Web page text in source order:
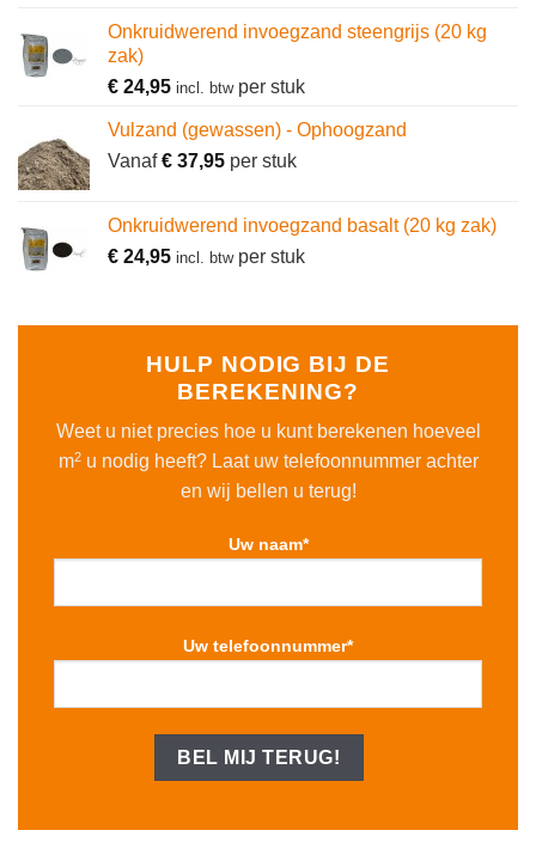
Onkruidwerend invoegzand steengrijs (20 kg
zak)
€ 24,95 incl. btwper stuk
Vulzand (gewassen) - Ophoogzand
Vanaf€ 37,95 per stuk
Onkruidwerend invoegzand basalt (20 kg zak)
€ 24,95 incl. btwper stuk
HULP NODIG BIJ DE
BEREKENING?
Weet u niet precies hoe u kunt berekenen hoeveel
m2u nodig heeft? Laat uw telefoonnummer achter
en wij bellen u terug!
Uw naam*
Uw telefoonnummer*